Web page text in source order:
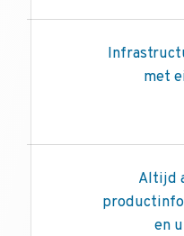
met
Altijd
en